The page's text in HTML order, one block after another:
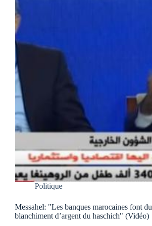
Politique
Messahel: "Les banques marocaines font du
blanchiment d’argent du haschich" (Vidéo)